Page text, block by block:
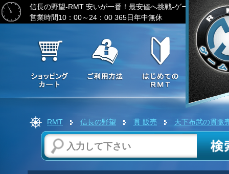
信長の野望-RMT 安いが一番！最安値へ挑戦-ゲーム通貨の激
営業時間10：00～24：00 365日年中無休
RMT 信長の野望 貫 販売 天下布武の貫販